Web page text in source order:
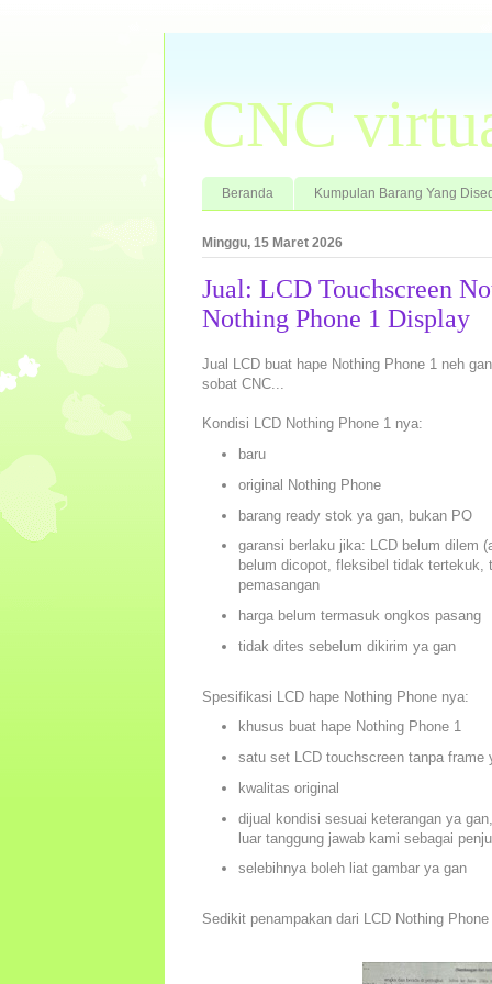
CNC
Beranda Kumpulan Barang Yang
Minggu, 15 Maret 2026
Jual: LCD Touchscreen
Nothing Phone 1 Display
Jual LCD buat hape Nothing Phone 1 neh
sobat CNC...
Kondisi LCD Nothing Phone 1 nya:
baru
original Nothing Phone
barang ready stok ya gan, bukan PO
garansi berlaku jika: LCD belum dilem
belum dicopot, fleksibel tidak tertekuk,
pemasangan
harga belum termasuk ongkos pasang
tidak dites sebelum dikirim ya gan
Spesifikasi LCD hape Nothing Phone nya:
khusus buat hape Nothing Phone 1
satu set LCD touchscreen tanpa frame
kwalitas original
dijual kondisi sesuai keterangan ya
luar tanggung jawab kami sebagai
selebihnya boleh liat gambar ya gan
Sedikit penampakan dari LCD Nothing